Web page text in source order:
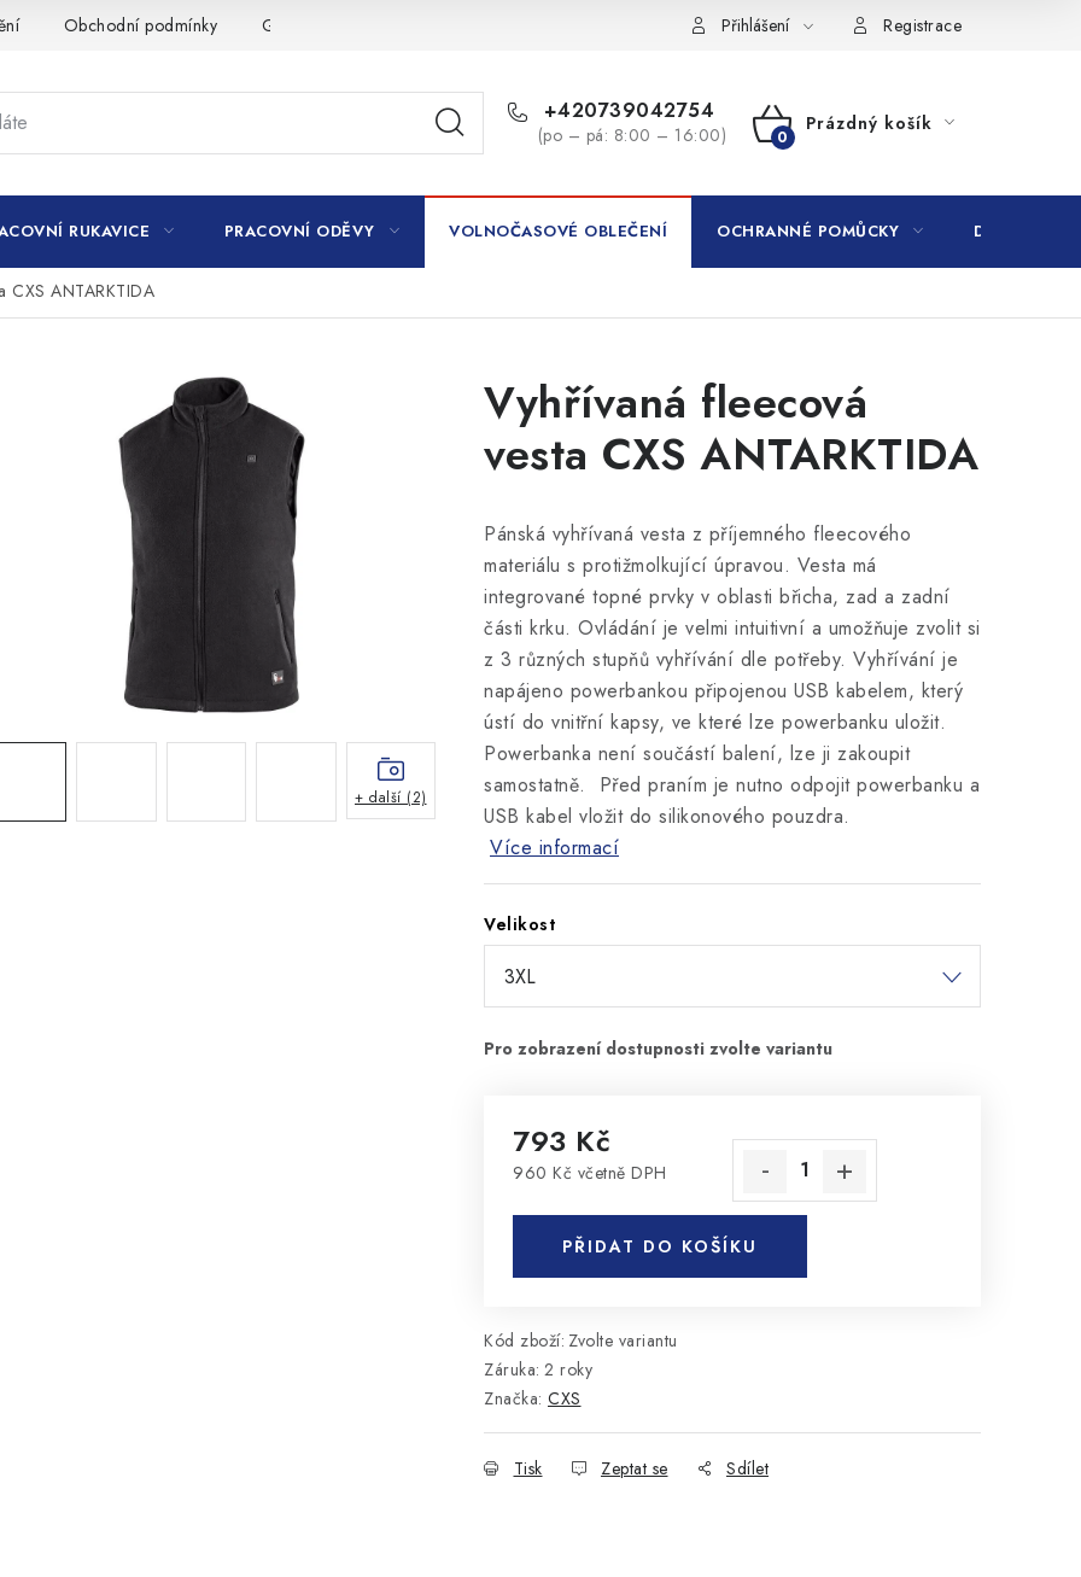
Obchodní podmínky GDPR Přihlášení Registrace
+420739042754
(po – pá: 8:00 – 16:00)
NÁKUPNÍ
Prázdný košík
RUKAVICE PRACOVNÍ ODĚVY VOLNOČASOVÉ OBLEČENÍ OCHRANNÉ POMŮCKY DROGERIE
CXS ANTARKTIDA
Vyhřívaná fleecová
vesta CXS ANTARKTIDA
Pánská vyhřívaná vesta z příjemného fleecového
materiálu s protižmolkující úpravou. Vesta má
integrované topné prvky v oblasti břicha, zad a zadní
části krku. Ovládání je velmi intuitivní a umožňuje zvolit si
z 3 různých stupňů vyhřívání dle potřeby. Vyhřívání je
napájeno powerbankou připojenou USB kabelem, který
ústí do vnitřní kapsy, ve které lze powerbanku uložit.
Powerbanka není součástí balení, lze ji zakoupit
samostatně. Před praním je nutno odpojit powerbanku a
USB kabel vložit do silikonového pouzdra.
Více informací
Velikost
793 Kč
960 Kč včetně DPH
PŘIDAT DO KOŠÍKU
Kód zboží: Zvolte variantu
Záruka: 2 roky
Značka: CXS
Tisk Zeptat se Sdílet
+ další (2)